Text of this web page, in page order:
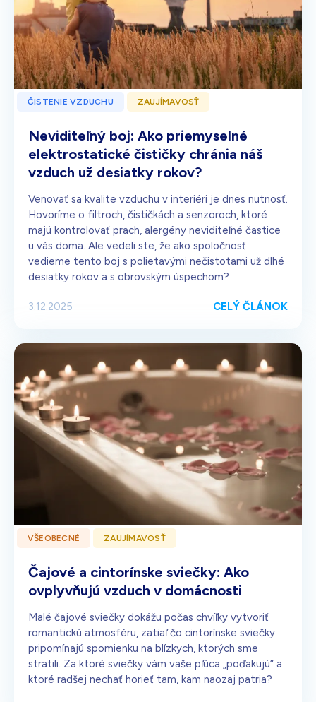
ČISTENIE VZDUCHU ZAUJÍMAVOSŤ
Neviditeľný boj: Ako priemyselné
elektrostatické čističky chránia náš
vzduch už desiatky rokov?
Venovať sa kvalite vzduchu v interiéri je dnes nutnosť.
Hovoríme o filtroch, čističkách a senzoroch, ktoré
majú kontrolovať prach, alergény neviditeľné častice
u vás doma. Ale vedeli ste, že ako spoločnosť
vedieme tento boj s polietavými nečistotami už dlhé
desiatky rokov a s obrovským úspechom?
3.12.2025 CELÝ ČLÁNOK
VŠEOBECNÉ ZAUJÍMAVOSŤ
Čajové a cintorínske sviečky: Ako
ovplyvňujú vzduch v domácnosti
Malé čajové sviečky dokážu počas chvíľky vytvoriť
romantickú atmosféru, zatiaľ čo cintorínske sviečky
pripomínajú spomienku na blízkych, ktorých sme
stratili. Za ktoré sviečky vám vaše pľúca „poďakujú“ a
ktoré radšej nechať horieť tam, kam naozaj patria?